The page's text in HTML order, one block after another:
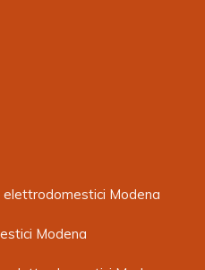
elettrodomestici Modena
Modena